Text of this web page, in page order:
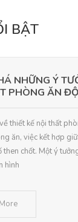
BẬT
NHỮNG Ý
PHÒNG ĂN
thiết kế nội thất
ăn, việc kết hợp
then chốt. Một ý
hình